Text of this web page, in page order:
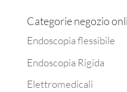
Categorie negozio
Endoscopia flessibile
Endoscopia Rigida
Elettromedicali